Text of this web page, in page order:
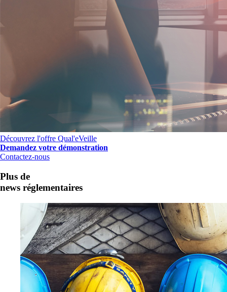
Découvrez l'offre Qual'eVeille
Demandez votre démonstration
Contactez-nous
Plus de
news réglementaires